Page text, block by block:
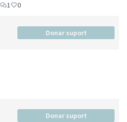
1 0
Donar suport
Donar suport